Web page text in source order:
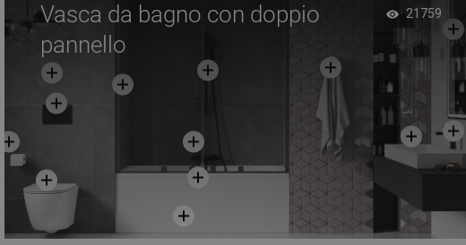
Vasca da bagno con doppio
pannello
21759